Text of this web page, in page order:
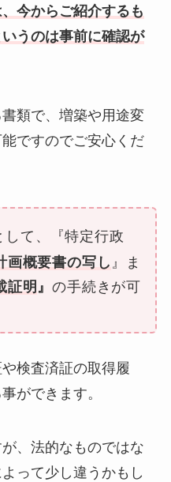
今からご紹介するも
うのは事前に確認が
類で、増築や用途変
ですのでご安心くだ
て、『特定行政
画概要書の写し 』
ま
証明 』の手続きが可
検査済証の取得履
ができます。
、法的なものではな
って少し違うかもし